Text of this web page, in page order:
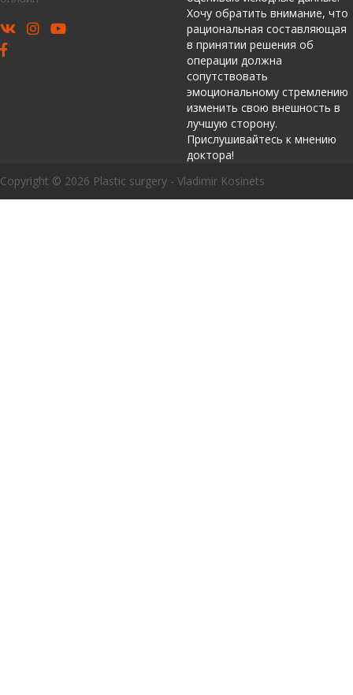
Хочу обратить внимание, что
рациональная составляющая
в принятии решения об
операции должна
сопутствовать
эмоциональному стремлению
изменить свою внешность в
лучшую сторону.
Прислушивайтесь к мнению
доктора!
Copyright © 2026 Plastic surgery - Vladimir Kosinets